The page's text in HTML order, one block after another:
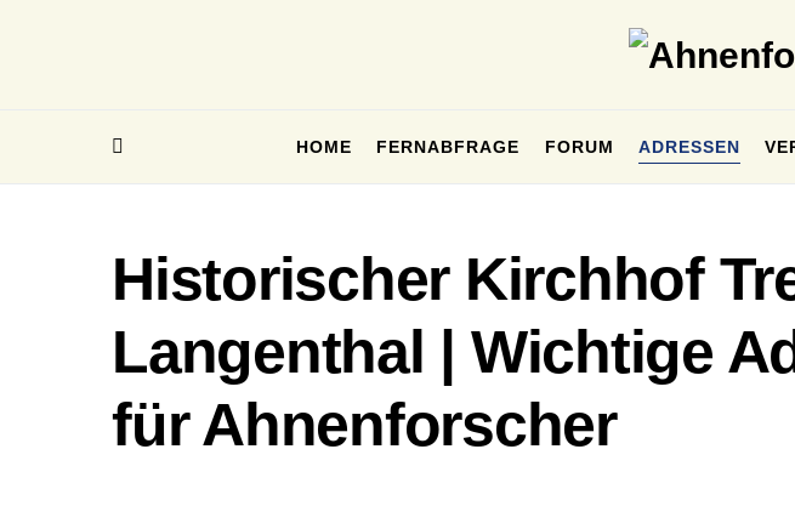
HOME FERNABFRAGE FORUM ADRESSEN
Historischer Kirchhof
Langenthal | Wichtige
für Ahnenforscher